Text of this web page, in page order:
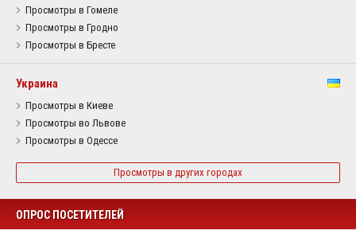
Просмотры в Гомеле
Просмотры в Гродно
Просмотры в Бресте
Украина
Просмотры в Киеве
Просмотры во Львове
Просмотры в Одессе
Просмотры в других городах
ОПРОС ПОСЕТИТЕЛЕЙ